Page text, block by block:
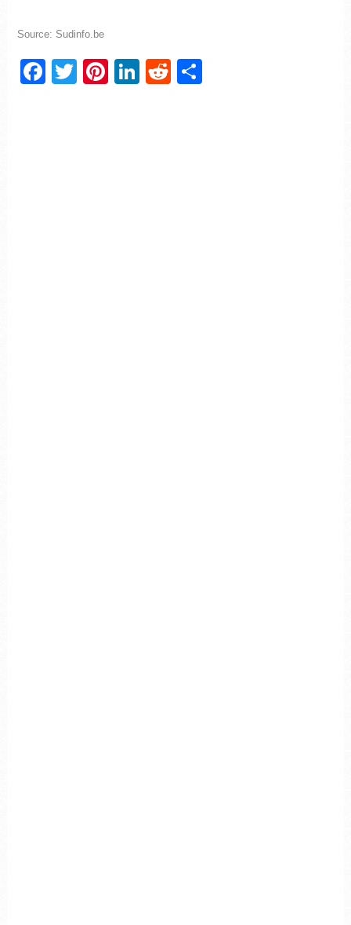
Source: Sudinfo.be
Facebook
TwitterPinterest
LinkedIn
Reddit